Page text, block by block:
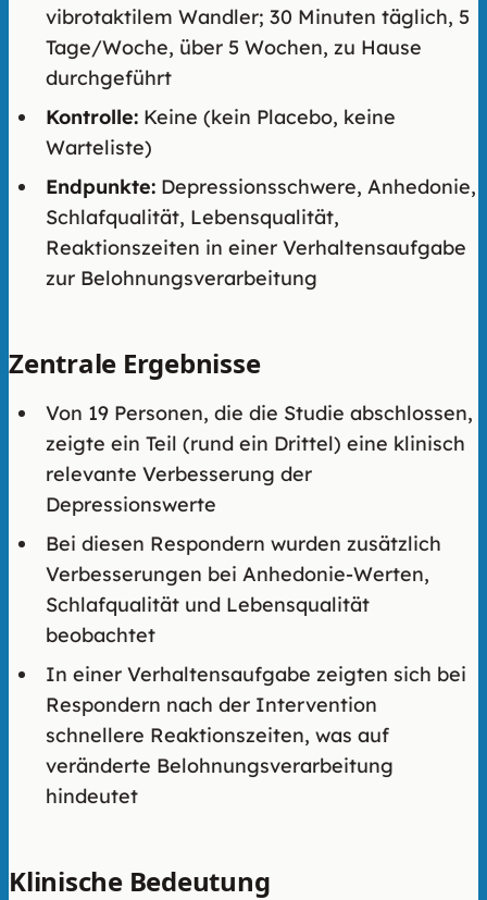
vibrotaktilem Wandler; 30 Minuten täglich, 5
Tage/Woche, über 5 Wochen, zu Hause
durchgeführt
Kontrolle: Keine (kein Placebo, keine
Warteliste)
Endpunkte: Depressionsschwere, Anhedonie,
Schlafqualität, Lebensqualität,
Reaktionszeiten in einer Verhaltensaufgabe
zur Belohnungsverarbeitung
Zentrale Ergebnisse
Von 19 Personen, die die Studie abschlossen,
zeigte ein Teil (rund ein Drittel) eine klinisch
relevante Verbesserung der
Depressionswerte
Bei diesen Respondern wurden zusätzlich
Verbesserungen bei Anhedonie-Werten,
Schlafqualität und Lebensqualität
beobachtet
In einer Verhaltensaufgabe zeigten sich bei
Respondern nach der Intervention
schnellere Reaktionszeiten, was auf
veränderte Belohnungsverarbeitung
hindeutet
Klinische Bedeutung